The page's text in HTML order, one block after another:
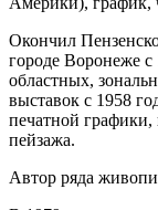
Окончил
городе Воронеже с
областных,
выставок с 1958
печатной
пейзажа.
Автор ряда